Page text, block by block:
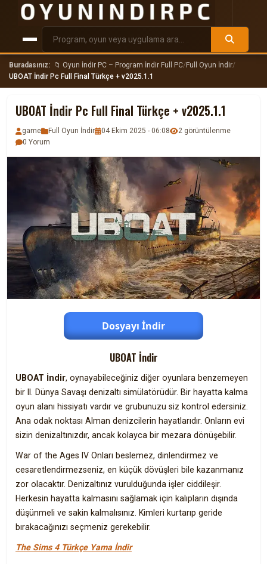
Buradasınız: 📁 Oyun İndir PC – Program İndir Full PC/Full Oyun İndir/
UBOAT İndir Pc Full Final Türkçe + v2025.1.1
UBOAT İndir Pc Full Final Türkçe + v2025.1.1
game Full Oyun İndir 04 Ekim 2025 - 06:08
2 görüntülenme
0 Yorum
Dosyayı İndir
UBOAT İndir
UBOAT İndir, oynayabileceğiniz diğer oyunlara benzemeyen
bir II. Dünya Savaşı denizaltı simülatörüdür. Bir hayatta kalma
oyun alanı hissiyatı vardır ve grubunuzu siz kontrol edersiniz.
Ana odak noktası Alman denizcilerin hayatlarıdır. Onların evi
sizin denizaltınızdır, ancak kolayca bir mezara dönüşebilir.
War of the Ages IV Onları beslemez, dinlendirmez ve
cesaretlendirmezseniz, en küçük dövüşleri bile kazanmanız
zor olacaktır. Denizaltınız vurulduğunda işler ciddileşir.
Herkesin hayatta kalmasını sağlamak için kalıpların dışında
düşünmeli ve sakin kalmalısınız. Kimleri kurtarıp geride
bırakacağınızı seçmeniz gerekebilir.
The Sims 4 Türkçe Yama İndir